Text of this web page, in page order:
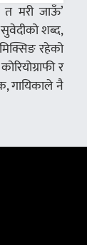
त मरी जाऊँ’
शब्द,
रहेको
र
गायिकाले नै